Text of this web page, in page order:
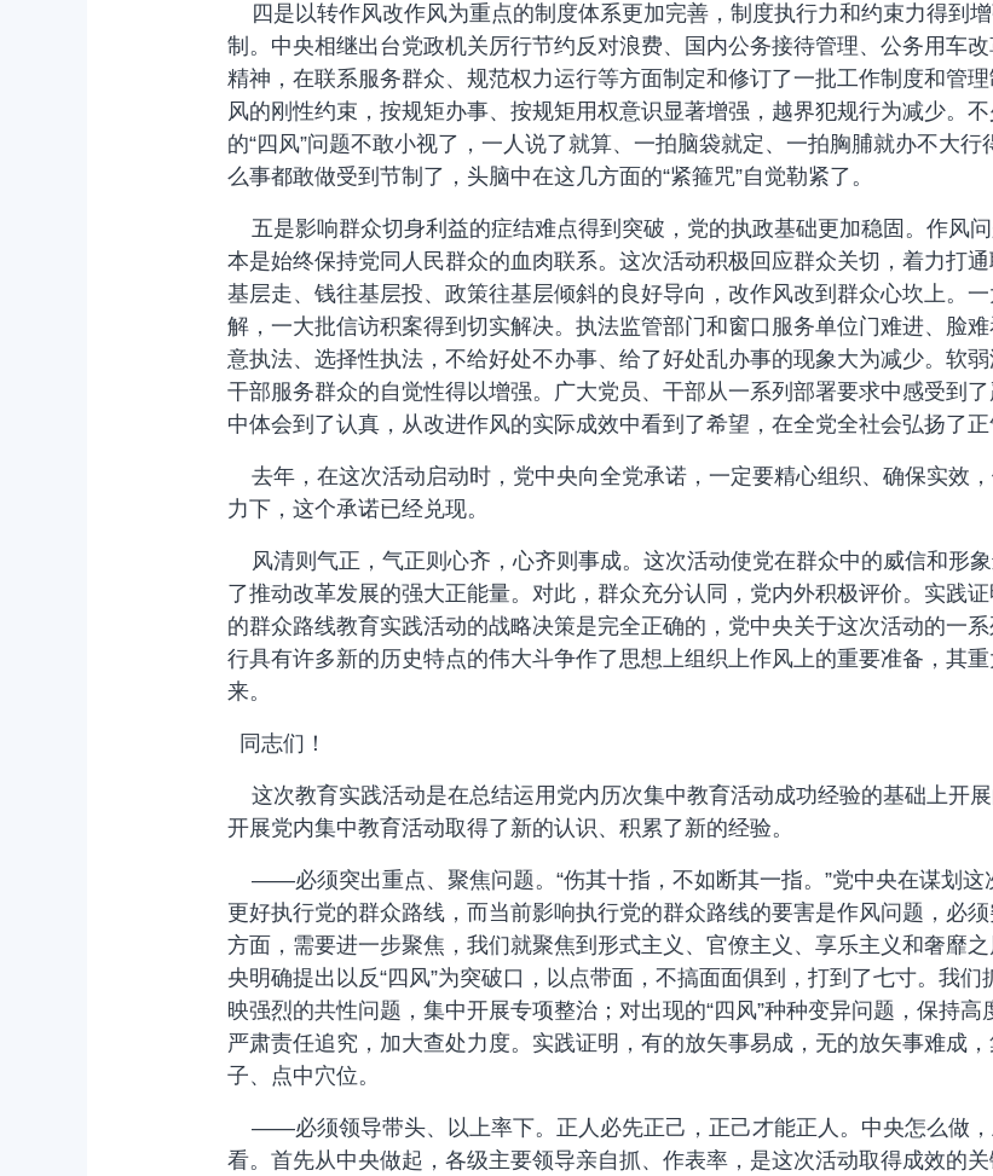
四是以转作风改作风为重点的制度体系更加完善，制度执行力和约束力得到
制。中央相继出台党政机关厉行节约反对浪费、国内公务接待管理、公务用车
精神，在联系服务群众、规范权力运行等方面制定和修订了一批工作制度和管
风的刚性约束，按规矩办事、按规矩用权意识显著增强，越界犯规行为减少。
的“四风”问题不敢小视了，一人说了就算、一拍脑袋就定、一拍胸脯就办不大
么事都敢做受到节制了，头脑中在这几方面的“紧箍咒”自觉勒紧了。
五是影响群众切身利益的症结难点得到突破，党的执政基础更加稳固。作风
本是始终保持党同人民群众的血肉联系。这次活动积极回应群众关切，着力打
基层走、钱往基层投、政策往基层倾斜的良好导向，改作风改到群众心坎上。
解，一大批信访积案得到切实解决。执法监管部门和窗口服务单位门难进、脸
意执法、选择性执法，不给好处不办事、给了好处乱办事的现象大为减少。软
干部服务群众的自觉性得以增强。广大党员、干部从一系列部署要求中感受到
中体会到了认真，从改进作风的实际成效中看到了希望，在全党全社会弘扬了正
去年，在这次活动启动时，党中央向全党承诺，一定要精心组织、确保实效
力下，这个承诺已经兑现。
风清则气正，气正则心齐，心齐则事成。这次活动使党在群众中的威信和形
了推动改革发展的强大正能量。对此，群众充分认同，党内外积极评价。实践
的群众路线教育实践活动的战略决策是完全正确的，党中央关于这次活动的一
行具有许多新的历史特点的伟大斗争作了思想上组织上作风上的重要准备，其
来。
同志们！
这次教育实践活动是在总结运用党内历次集中教育活动成功经验的基础上开
开展党内集中教育活动取得了新的认识、积累了新的经验。
——必须突出重点、聚焦问题。“伤其十指，不如断其一指。”党中央在谋划这
更好执行党的群众路线，而当前影响执行党的群众路线的要害是作风问题，必
方面，需要进一步聚焦，我们就聚焦到形式主义、官僚主义、享乐主义和奢靡
央明确提出以反“四风”为突破口，以点带面，不搞面面俱到，打到了七寸。我
映强烈的共性问题，集中开展专项整治；对出现的“四风”种种变异问题，保持
严肃责任追究，加大查处力度。实践证明，有的放矢事易成，无的放矢事难成
子、点中穴位。
——必须领导带头、以上率下。正人必先正己，正己才能正人。中央怎么做
看。首先从中央做起，各级主要领导亲自抓、作表率，是这次活动取得成效的